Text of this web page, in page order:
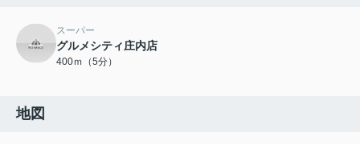
スーパー
グルメシティ庄内店
400ｍ（5分）
地図